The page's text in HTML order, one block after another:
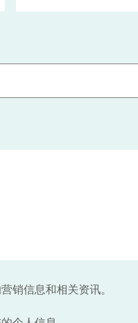
销信息和相关资讯。